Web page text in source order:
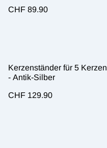
CHF 89.90
Kerzenständer für 5 Kerzen
- Antik-Silber
CHF 129.90